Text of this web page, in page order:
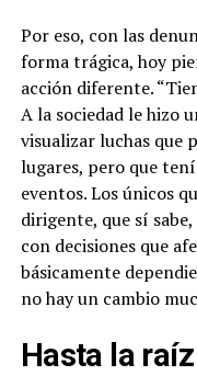
Por eso, con las
forma trágica, hoy
acción diferente.
A la sociedad le hizo
visualizar luchas que
lugares, pero que
eventos. Los únicos
dirigente, que sí
con decisiones que
básicamente
no hay un cambio
Hasta la raíz